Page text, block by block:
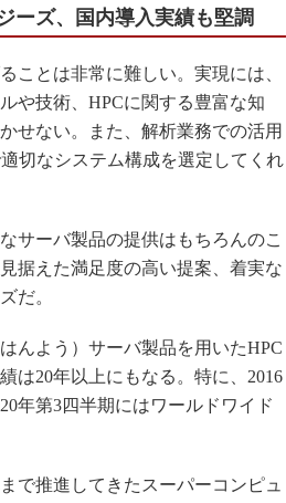
ーズ、国内導入実績も堅調
とは非常に難しい。実現には、
や技術、HPCに関する豊富な知
せない。また、解析業務での活用
切なシステム構成を選定してくれ
サーバ製品の提供はもちろんのこ
据えた満足度の高い提案、着実な
だ。
んよう）サーバ製品を用いたHPC
は20年以上にもなる。特に、2016
年第3四半期にはワールドワイド
で推進してきたスーパーコンピュ